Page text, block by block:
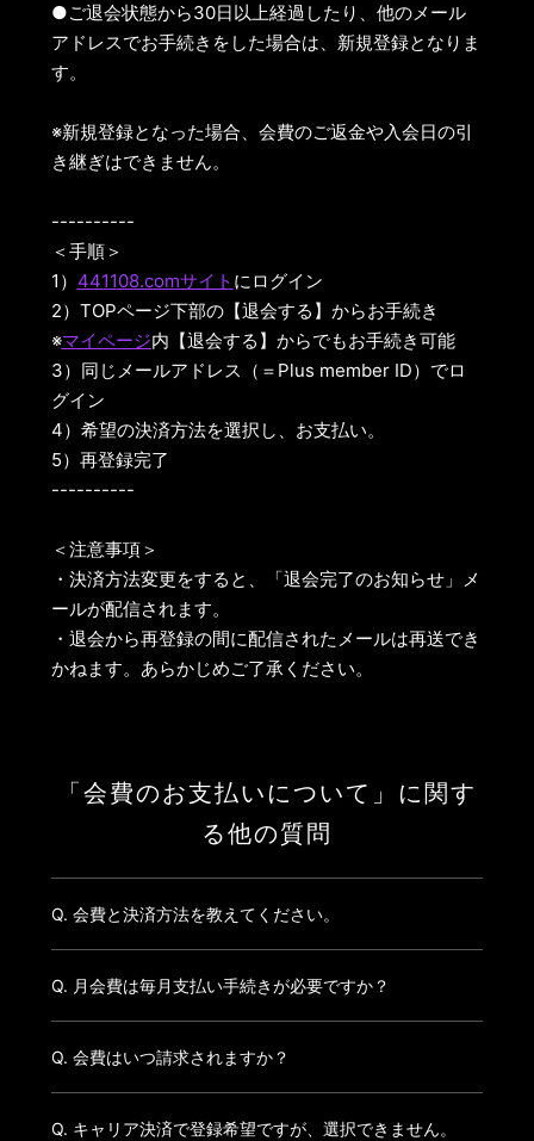
●ご退会状態から30日以上経過したり、他のメール
アドレスでお手続きをした場合は、新規登録となりま
す。
※新規登録となった場合、会費のご返金や入会日の引
き継ぎはできません。
----------
＜手順＞
1） 441108.comサイト にログイン
2）TOPページ下部の【退会する】からお手続き
※マイページ内【退会する】からでもお手続き可能
3）同じメールアドレス（＝Plus member ID）でロ
グイン
4）希望の決済方法を選択し、お支払い。
5）再登録完了
----------
＜注意事項＞
・決済方法変更をすると、「退会完了のお知らせ」メ
ールが配信されます。
・退会から再登録の間に配信されたメールは再送でき
かねます。あらかじめご了承ください。
「会費のお支払いについて」に関す
る他の質問
Q. 会費と決済方法を教えてください。
Q. 月会費は毎月支払い手続きが必要ですか？
Q. 会費はいつ請求されますか？
Q. キャリア決済で登録希望ですが、選択できません。